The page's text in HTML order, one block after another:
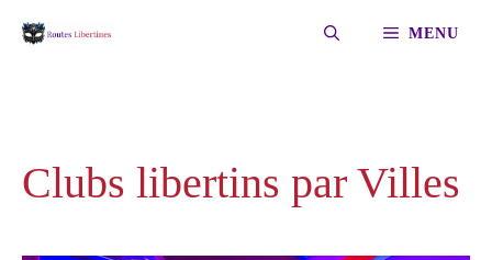
MENU
Clubs libertins par Villes